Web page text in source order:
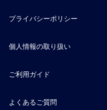
プライバシーポリシー
個人情報の取り扱い
ご利用ガイド
よくあるご質問